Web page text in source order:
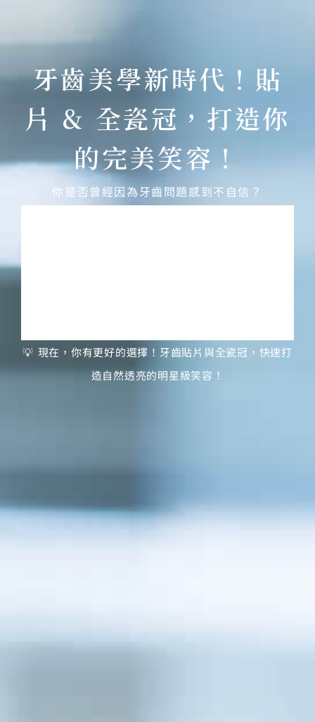
牙齒美學新時代！貼
片 & 全瓷冠，打造你
的完美笑容！
你是否曾經因為牙齒問題感到不自信？
💡 現在，你有更好的選擇！牙齒貼片與全瓷冠，快速打
造自然透亮的明星級笑容！